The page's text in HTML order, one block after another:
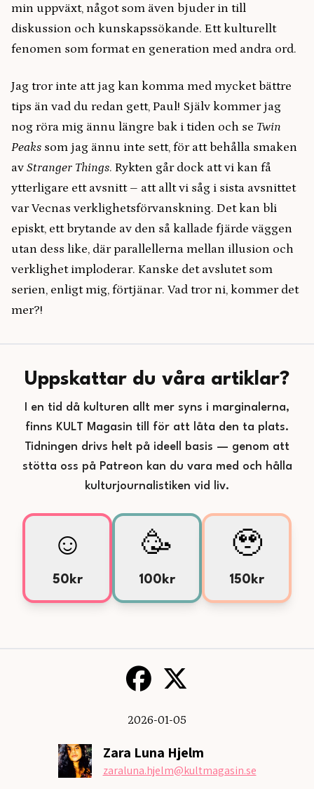
min uppväxt, något som även bjuder in till
diskussion och kunskapssökande. Ett kulturellt
fenomen som format en generation med andra ord.
Jag tror inte att jag kan komma med mycket bättre
tips än vad du redan gett, Paul! Själv kommer jag
nog röra mig ännu längre bak i tiden och se Twin
Peaks som jag ännu inte sett, för att behålla smaken
av Stranger Things. Rykten går dock att vi kan få
ytterligare ett avsnitt – att allt vi såg i sista avsnittet
var Vecnas verklighetsförvanskning. Det kan bli
episkt, ett brytande av den så kallade fjärde väggen
utan dess like, där parallellerna mellan illusion och
verklighet imploderar. Kanske det avslutet som
serien, enligt mig, förtjänar. Vad tror ni, kommer det
mer?!
Uppskattar du våra artiklar?
I en tid då kulturen allt mer syns i marginalerna,
finns KULT Magasin till för att låta den ta plats.
Tidningen drivs helt på ideell basis — genom att
stötta oss på Patreon kan du vara med och hålla
kulturjournalistiken vid liv.
☺️
50kr
🥳
100kr
🥹
150kr
2026-01-05
Zara Luna Hjelm
zaraluna.hjelm@kultmagasin.se